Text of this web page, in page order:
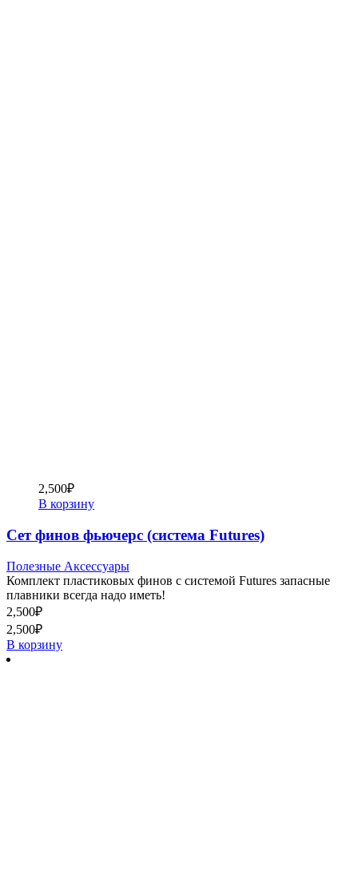
2,500₽
В корзину
Сет финов фьючерс (система Futures)
Полезные Аксессуары
Комплект пластиковых финов с системой Futures запасные
плавники всегда надо иметь!
2,500₽
2,500₽
В корзину